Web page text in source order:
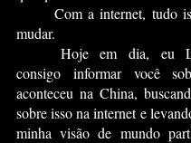
	Com a internet, tudo isso começou a
mudar.
	Hoje em dia, eu
consigo informar você
aconteceu na China,
sobre isso na internet e
minha visão de mundo